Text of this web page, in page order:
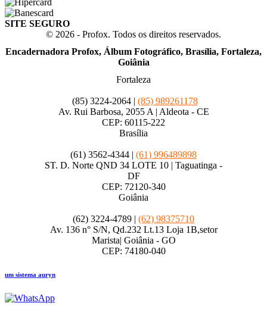
SITE SEGURO
© 2026 - Profox. Todos os direitos reservados.
Encadernadora Profox, Álbum Fotográfico, Brasília, Fortaleza,
Goiânia
Fortaleza
(85) 3224-2064 | (85) 989261178
Av. Rui Barbosa, 2055 A | Aldeota - CE
CEP: 60115-222
Brasília
(61) 3562-4344 | (61) 996489898
ST. D. Norte QND 34 LOTE 10 | Taguatinga -
DF
CEP: 72120-340
Goiânia
(62) 3224-4789 | (62) 98375710
Av. 136 n° S/N, Qd.232 Lt.13 Loja 1B,setor
Marista| Goiânia - GO
CEP: 74180-040
um sistema auryn